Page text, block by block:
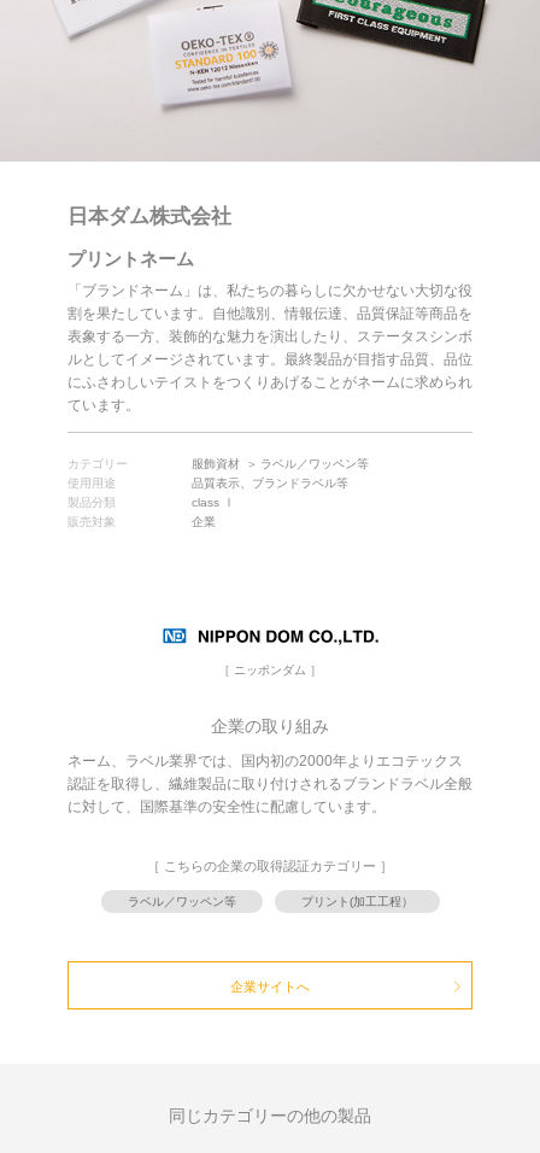
日本ダム株式会社
プリントネーム
「ブランドネーム」は、私たちの暮らしに欠かせない大切な役
割を果たしています。自他識別、情報伝達、品質保証等商品を
表象する一方、装飾的な魅力を演出したり、ステータスシンボ
ルとしてイメージされています。最終製品が目指す品質、品位
にふさわしいテイストをつくりあげることがネームに求められ
ています。
カテゴリー 服飾資材
ラベル／ワッペン等
使用用途
品質表示、ブランドラベル等
製品分類
class Ⅰ
販売対象
企業
［ ニッポンダム ］
企業の取り組み
ネーム、ラベル業界では、国内初の2000年よりエコテックス
認証を取得し、繊維製品に取り付けされるブランドラベル全般
に対して、国際基準の安全性に配慮しています。
［ こちらの企業の取得認証カテゴリー ］
ラベル／ワッペン等 プリント(加工工程）
企業サイトへ
同じカテゴリーの他の製品